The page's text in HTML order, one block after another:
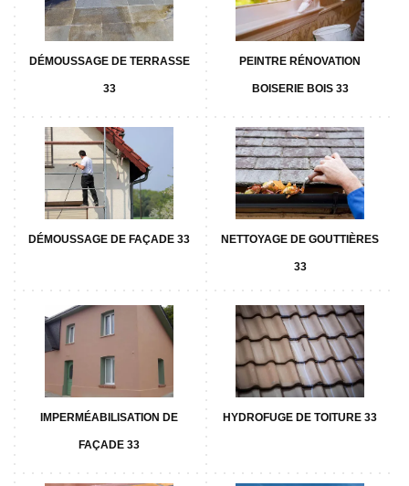
DÉMOUSSAGE DE TERRASSE
33
PEINTRE RÉNOVATION
BOISERIE BOIS 33
DÉMOUSSAGE DE FAÇADE 33 NETTOYAGE DE GOUTTIÈRES
33
IMPERMÉABILISATION DE
FAÇADE 33
HYDROFUGE DE TOITURE 33